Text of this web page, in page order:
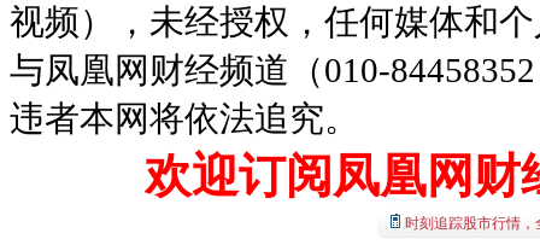
视频），未经授权，任何媒体和
与凤凰网财经频道（010-
违者本网将依法追究。
欢迎订阅凤凰网财
时刻追踪股市行情